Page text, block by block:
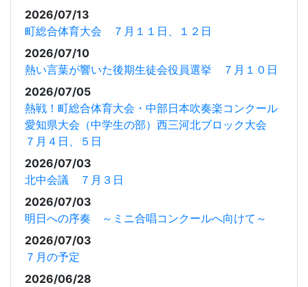
2026/07/13
町総合体育大会 ７月１１日、１２日
2026/07/10
熱い言葉が響いた後期生徒会役員選挙 ７月１０日
2026/07/05
熱戦！町総合体育大会・中部日本吹奏楽コンクール
愛知県大会（中学生の部）西三河北ブロック大会
７月４日、５日
2026/07/03
北中会議 ７月３日
2026/07/03
明日への序奏 ～ミニ合唱コンクールへ向けて～
2026/07/03
７月の予定
2026/06/28